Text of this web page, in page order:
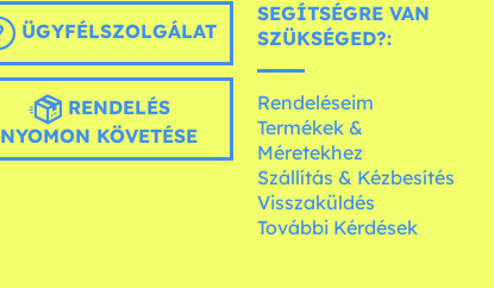
ÜGYFÉLSZOLGÁLAT
RENDELÉS
NYOMON KÖVETÉSE
SEGÍTSÉGRE VAN
SZÜKSÉGED?:
Rendeléseim
Termékek &
Méretekhez
Szállítás & Kézbesítés
Visszaküldés
További Kérdések